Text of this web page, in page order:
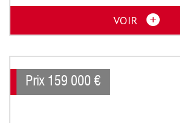
VOIR
Prix 159 000 €